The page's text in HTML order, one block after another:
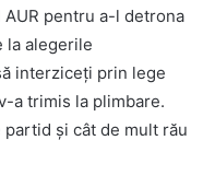
pentru a-l detrona
la alegerile
interziceți prin lege
a trimis la plimbare.
și cât de mult rău